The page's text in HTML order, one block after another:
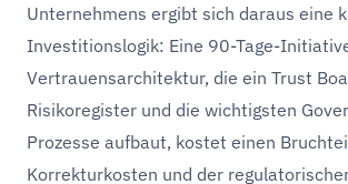
Unternehmens ergibt sich daraus eine
Investitionslogik: Eine 90-Tage-
Vertrauensarchitektur, die ein Trust
Risikoregister und die wichtigsten
Prozesse aufbaut, kostet einen
Korrekturkosten und der